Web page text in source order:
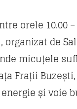
orele
, organizat de
micuțele
Frații
și voie